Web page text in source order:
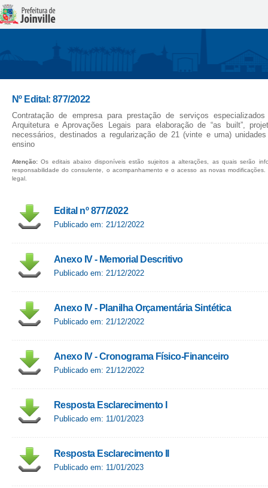
Nº Edital: 877/2022
Contratação de empresa para prestação de serviços
Arquitetura e Aprovações Legais para elaboração de “as built”,
necessários, destinados a regularização de 21 (vinte e uma)
ensino
Atenção: Os editais abaixo disponíveis estão sujeitos a alterações, as quais serão
responsabilidade do consulente, o acompanhamento e o acesso as novas
legal.
Edital nº 877/2022
Publicado em: 21/12/2022
Anexo IV - Memorial Descritivo
Publicado em: 21/12/2022
Anexo IV - Planilha Orçamentária Sintética
Publicado em: 21/12/2022
Anexo IV - Cronograma Físico-Financeiro
Publicado em: 21/12/2022
Resposta Esclarecimento I
Publicado em: 11/01/2023
Resposta Esclarecimento II
Publicado em: 11/01/2023